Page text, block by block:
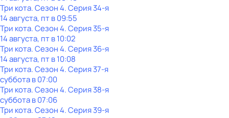
Три кота. Сезон 4. Серия 34-я
14 августа, пт в 09:55
Три кота. Сезон 4. Серия 35-я
14 августа, пт в 10:02
Три кота. Сезон 4. Серия 36-я
14 августа, пт в 10:08
Три кота. Сезон 4. Серия 37-я
субботав07:00
Три кота. Сезон 4. Серия 38-я
субботав07:06
Три кота. Сезон 4. Серия 39-я